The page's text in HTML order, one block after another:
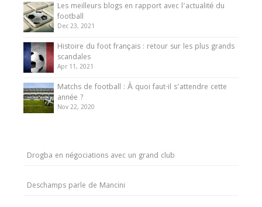
Les meilleurs blogs en rapport avec l’actualité du
football
Dec 23, 2021
Histoire du foot français : retour sur les plus grands
scandales
Apr 11, 2021
Matchs de football : À quoi faut-il s’attendre cette
année ?
Nov 22, 2020
Drogba en négociations avec un grand club
Deschamps parle de Mancini